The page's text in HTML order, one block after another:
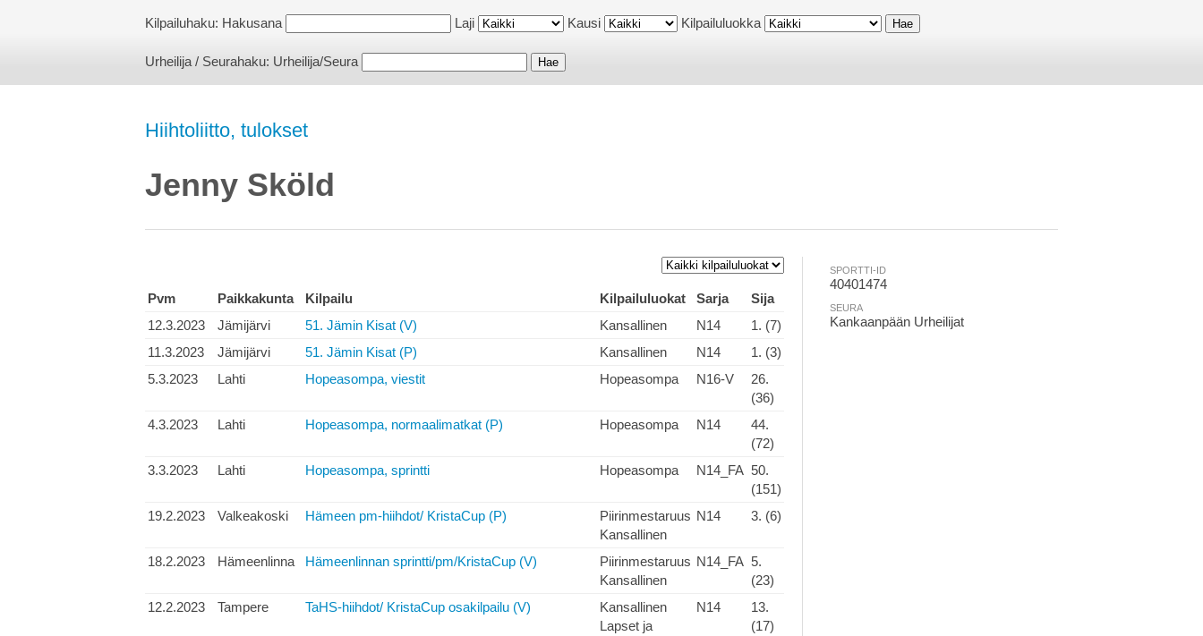
Kilpailuhaku: Hakusana Laji Kausi Kilpailuluokka
Urheilija / Seurahaku: Urheilija/Seura
Hiihtoliitto, tulokset
Jenny Sköld
Pvm Paikkakunta Kilpailu Kilpailuluokat Sarja
Sija
12.3.2023
Jämijärvi 51. Jämin Kisat (V) Kansallinen N14
1. (7)
11.3.2023
Jämijärvi 51. Jämin Kisat (P) Kansallinen N14
1. (3)
5.3.2023
Lahti Hopeasompa, viestit Hopeasompa N16-V
26.
(36)
4.3.2023
Lahti Hopeasompa, normaalimatkat (P) Hopeasompa N14
44.
(72)
3.3.2023
Lahti Hopeasompa, sprintti Hopeasompa N14_FA 50.
(151)
19.2.2023
Valkeakoski Hämeen pm-hiihdot/ KristaCup (P)
Piirinmestaruus
Kansallinen
N14 3. (6)
18.2.2023 Hämeenlinna Hämeenlinnan sprintti/pm/KristaCup (V)
Piirinmestaruus
Kansallinen
N14_FA 5.
(23)
12.2.2023
Tampere TaHS-hiihdot/ KristaCup osakilpailu (V)
Kansallinen
Lapset ja
N14
13.
(17)
SPORTTI-ID
40401474
SEURA
Kankaanpään Urheilijat